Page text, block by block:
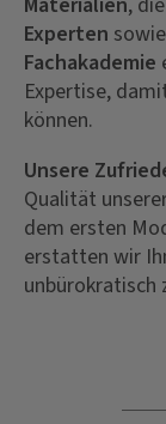
Experten
Fachakademie
Expertise,
können.
Unsere
Qualität
dem ersten
erstatten wir
unbürokratisch